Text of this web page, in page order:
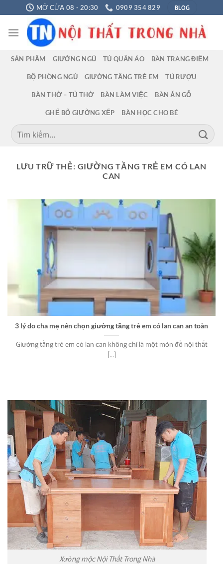
Chuyển
đến
nội
MỞ CỬA 08 - 20:30 0909 354 829 BLOG
SẢN PHẨM GIƯỜNG NGỦ TỦ QUẦN ÁO BÀN TRANG ĐIỂM
BỘ PHÒNG NGỦ GIƯỜNG TẦNG TRẺ EM TỦ RƯỢU
BÀN THỜ – TỦ THỜ BÀN LÀM VIỆC BÀN ĂN GỖ
GHẾ BỐ GIƯỜNG XẾP BÀN HỌC CHO BÉ
Tìm
kiếm:
LƯU TRỮ THẺ: GIƯỜNG TẦNG TRẺ EM CÓ LAN
CAN
3 lý do cha mẹ nên chọn giường tầng trẻ em có lan can an toàn
Giường tầng trẻ em có lan can không chỉ là một món đồ nội thất
[...]
Xưởng mộc Nội Thất Trong Nhà